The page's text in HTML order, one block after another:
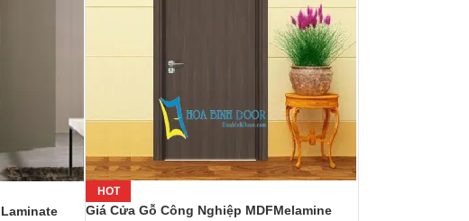
HOT
Giá Cửa Gỗ Công Nghiệp MDFMelamine